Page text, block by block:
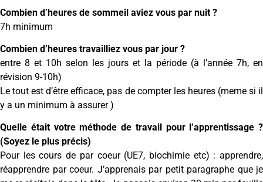
Combien d’heures de sommeil aviez vous par nuit ?
7h minimum
Combien d’heures travailliez vous par jour ?
entre 8 et 10h selon les jours et la période (à l’année 7h, en
révision 9-10h)
Le tout est d’être efficace, pas de compter les heures (meme si il
y a un minimum à assurer )
Quelle était votre méthode de travail pour l’apprentissage ?
(Soyez le plus précis)
Pour les cours de par coeur (UE7, biochimie etc) : apprendre,
réapprendre par coeur. J’apprenais par petit paragraphe que je